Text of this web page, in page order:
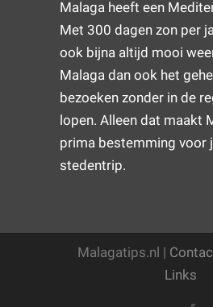
Malaga heeft een
Met 300 dagen zon per
ook bijna altijd mooi
Malaga dan ook het
bezoeken zonder in de
lopen. Alleen dat maakt
prima bestemming voor
stedentrip.
Malagatips.nl |
Links